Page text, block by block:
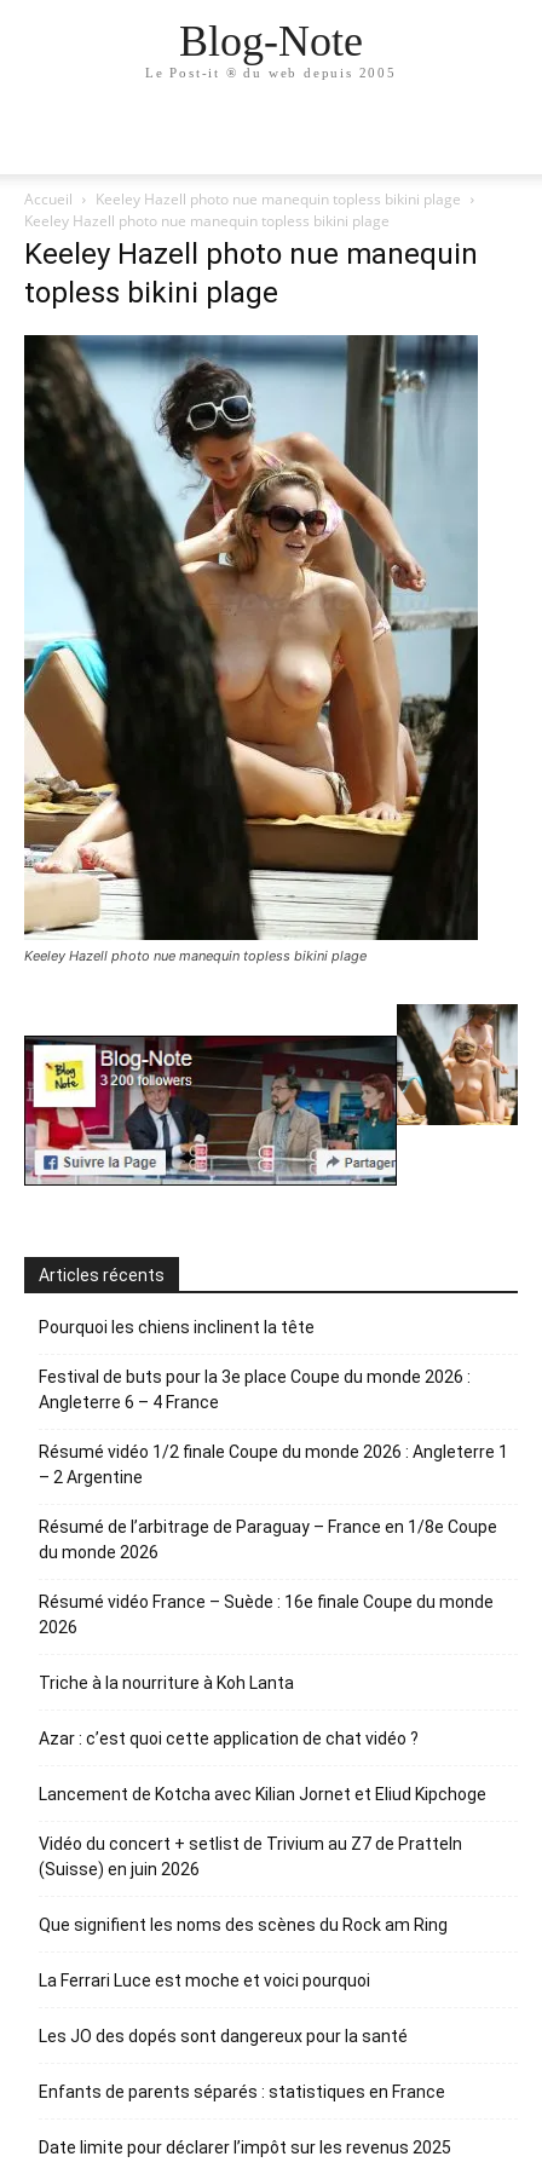
Blog-Note
Le Post-it ® du web depuis 2005
Accueil
Keeley Hazell photo nue manequin topless bikini plage
Keeley Hazell photo nue manequin topless bikini plage
Keeley Hazell photo nue manequin
topless bikini plage
Keeley Hazell photo nue manequin topless bikini plage
Articles récents
Pourquoi les chiens inclinent la tête
Festival de buts pour la 3e place Coupe du monde 2026 :
Angleterre 6 – 4 France
Résumé vidéo 1/2 finale Coupe du monde 2026 : Angleterre 1
– 2 Argentine
Résumé de l’arbitrage de Paraguay – France en 1/8e Coupe
du monde 2026
Résumé vidéo France – Suède : 16e finale Coupe du monde
2026
Triche à la nourriture à Koh Lanta
Azar : c’est quoi cette application de chat vidéo ?
Lancement de Kotcha avec Kilian Jornet et Eliud Kipchoge
Vidéo du concert + setlist de Trivium au Z7 de Pratteln
(Suisse) en juin 2026
Que signifient les noms des scènes du Rock am Ring
La Ferrari Luce est moche et voici pourquoi
Les JO des dopés sont dangereux pour la santé
Enfants de parents séparés : statistiques en France
Date limite pour déclarer l’impôt sur les revenus 2025